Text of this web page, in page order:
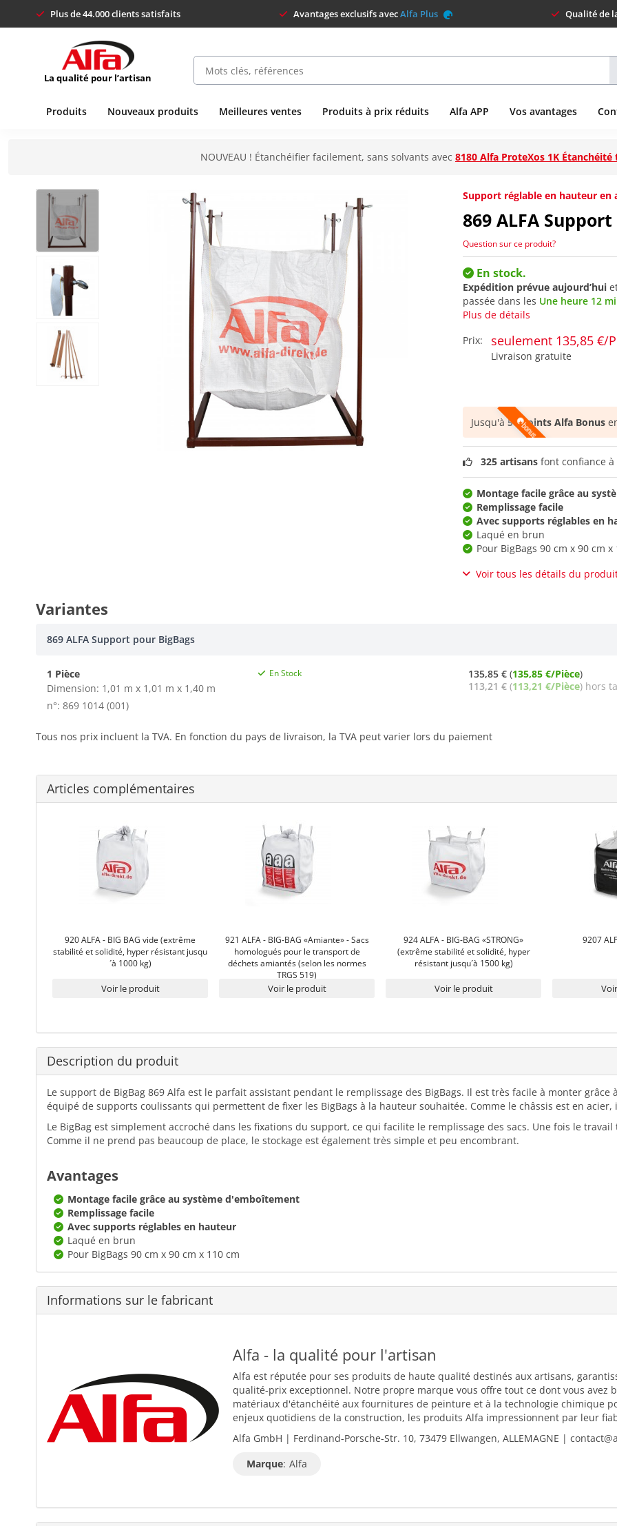
Plus de 44.000 clients satisfaits Avantages exclusifs avecAlfa Plus Qualité de
La qualité pour l’artisan
Produits Nouveaux produits Meilleures ventes Produits à prix réduits Alfa APP Vos avantages
NOUVEAU ! Étanchéifier facilement, sans solvants avec 8180 Alfa ProteXos 1K
Support réglable en hauteur en
869 ALFA
Question sur ce produit?
En stock.
Expédition prévue aujourd’hui
passée dans les Une heure 12
Plus de détails
Prix:
seulement 135,85 €/
Livraison gratuite
Jusqu'à56 points Alfa Bonus
325 artisans font confiance
Montage facile grâce au
Remplissage facile
Avec supports réglables en
Laqué en brun
Pour BigBags 90 cm x 90 cm x
Voir tous les détails du
Variantes
869 ALFA Support pour BigBags
1 Pièce
Dimension: 1,01 m x 1,01 m x 1,40 m
n°: 869 1014 (001)
En Stock 135,85 € (135,85 €/Pièce)
113,21 € (113,21 €/Pièce) hors
Tous nos prix incluent la TVA. En fonction du pays de livraison, la TVA peut varier lors du paiement
Articles complémentaires
920 ALFA - BIG BAG vide (extrême
stabilité et solidité, hyper résistant jusqu
´à 1000 kg)
Voir le produit
921 ALFA - BIG-BAG «Amiante» - Sacs
homologués pour le transport de
déchets amiantés (selon les normes
TRGS 519)
Voir le produit
924 ALFA - BIG-BAG «STRONG»
(extrême stabilité et solidité, hyper
résistant jusqu´à 1500 kg)
Voir le produit
9207
Description du produit
Le support de BigBag 869 Alfa est le parfait assistant pendant le remplissage des BigBags. Il est très facile à monter
équipé de supports coulissants qui permettent de fixer les BigBags à la hauteur souhaitée. Comme le châssis est en
Le BigBag est simplement accroché dans les fixations du support, ce qui facilite le remplissage des sacs. Une fois le
Comme il ne prend pas beaucoup de place, le stockage est également très simple et peu encombrant.
Avantages
Montage facile grâce au système d'emboîtement
Remplissage facile
Avec supports réglables en hauteur
Laqué en brun
Pour BigBags 90 cm x 90 cm x 110 cm
Informations sur le fabricant
Alfa - la qualité pour l'artisan
Alfa est réputée pour ses produits de haute qualité destinés aux artisans,
qualité-prix exceptionnel. Notre propre marque vous offre tout ce dont vous avez
matériaux d'étanchéité aux fournitures de peinture et à la technologie chimique
enjeux quotidiens de la construction, les produits Alfa impressionnent par leur
Alfa GmbH | Ferdinand-Porsche-Str. 10, 73479 Ellwangen, ALLEMAGNE |
Marque: Alfa